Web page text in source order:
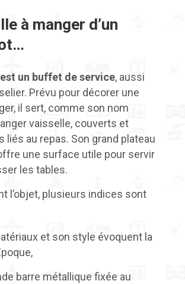
à manger d’un
…
un buffet de service, aussi
Prévu pour décorer une
il sert, comme son nom
vaisselle, couverts et
liés au repas. Son grand plateau
une surface utile pour servir
les tables.
l’objet, plusieurs indices sont
et son style évoquent la
barre métallique fixée au